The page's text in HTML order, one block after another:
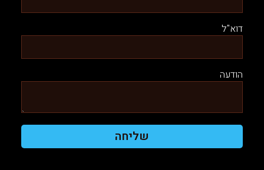
דוא"ל
הודעה
שליחה